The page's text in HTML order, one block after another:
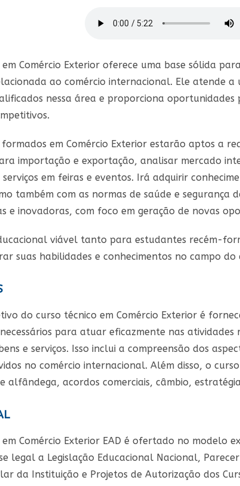
Comércio Exterior oferece uma base sólida
ao comércio internacional. Ele atende a
nessa área e proporciona
formados em Comércio Exterior estarão aptos a
importação e exportação, analisar mercado
em feiras e eventos. Irá adquirir
também com as normas de saúde e segurança
e inovadoras, com foco em geração de novas
viável tanto para estudantes recém-
suas habilidades e conhecimentos no campo do
do curso técnico em Comércio Exterior é
para atuar eficazmente nas
e serviços. Isso inclui a compreensão dos
no comércio internacional. Além disso, o
alfândega, acordos comerciais, câmbio,
Comércio Exterior EAD é ofertado no modelo
legal a Legislação Educacional Nacional,
da Instituição e Projetos de Autorização dos